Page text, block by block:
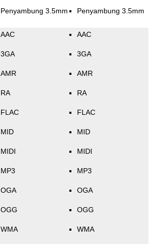
Penyambung 3.5mm Penyambung 3.5mm
AAC
3GA
AMR
RA
FLAC
MID
MIDI
MP3
OGA
OGG
WMA
AAC
3GA
AMR
RA
FLAC
MID
MIDI
MP3
OGA
OGG
WMA